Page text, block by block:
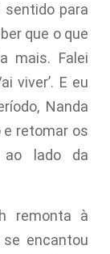
para
que o que
mais. Falei
viver’. E eu
Nanda
e retomar os
ao lado da
remonta à
encantou